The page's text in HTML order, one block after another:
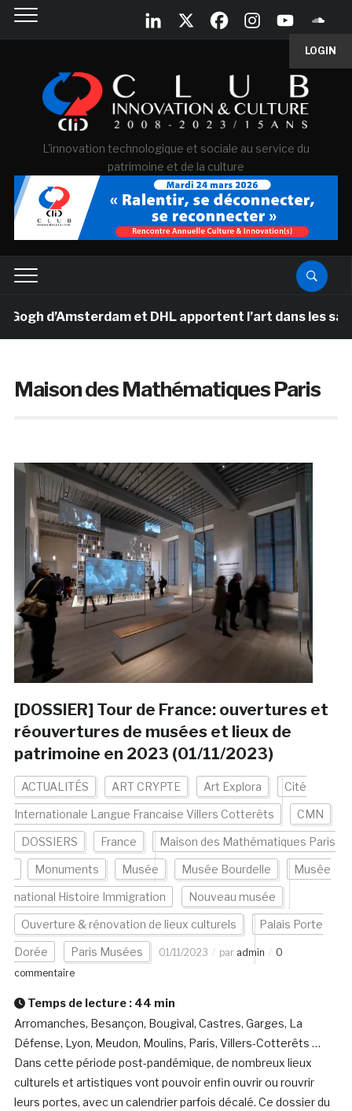
LOGIN
L'innovation technologique et sociale au service du
patrimoine et de la culture
d’Amsterdam et DHL apportent l’art dans les salles
Maison des Mathématiques Paris
[DOSSIER] Tour de France: ouvertures et
réouvertures de musées et lieux de
patrimoine en 2023 (01/11/2023)
ACTUALITÉS ART CRYPTE Art Explora Cité
Internationale Langue Francaise Villers Cotterêts CMN
DOSSIERS France Maison des Mathématiques Paris
Monuments Musée Musée Bourdelle Musée
national Histoire Immigration Nouveau musée
Ouverture & rénovation de lieux culturels Palais Porte
Dorée Paris Musées 01/11/2023 par admin
0
commentaire
Temps de lecture : 44 min
Arromanches, Besançon, Bougival, Castres, Garges, La
Défense, Lyon, Meudon, Moulins, Paris, Villers-Cotterêts …
Dans cette période post-pandémique, de nombreux lieux
culturels et artistiques vont pouvoir enfin ouvrir ou rouvrir
leurs portes, avec un calendrier parfois décalé. Ce dossier du